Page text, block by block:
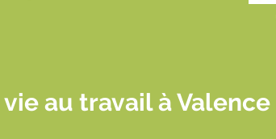
au travail à Valence